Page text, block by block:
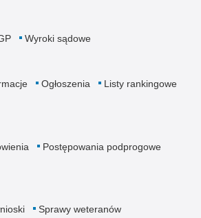
Wyroki sądowe
Ogłoszenia
Listy rankingowe
Postępowania podprogowe
Sprawy weteranów